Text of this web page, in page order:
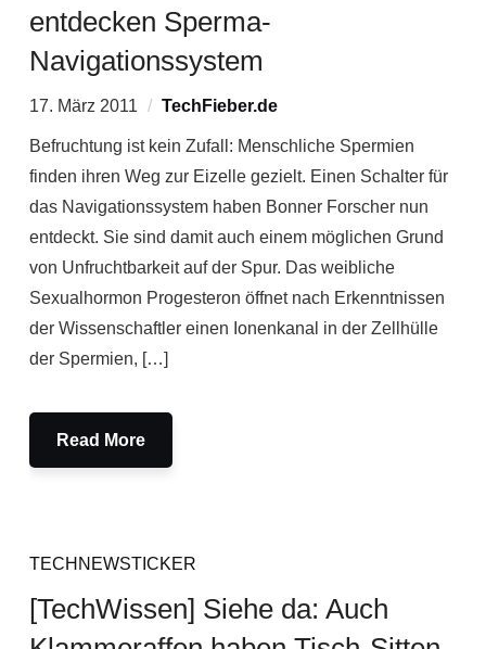
entdecken Sperma-
Navigationssystem
17. März 2011 TechFieber.de
Befruchtung ist kein Zufall: Menschliche Spermien
finden ihren Weg zur Eizelle gezielt. Einen Schalter für
das Navigationssystem haben Bonner Forscher nun
entdeckt. Sie sind damit auch einem möglichen Grund
von Unfruchtbarkeit auf der Spur. Das weibliche
Sexualhormon Progesteron öffnet nach Erkenntnissen
der Wissenschaftler einen Ionenkanal in der Zellhülle
der Spermien, […]
Read More
TECHNEWSTICKER
[TechWissen] Siehe da: Auch